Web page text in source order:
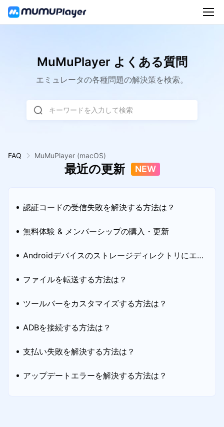
MuMuPlayer よくある質問
エミュレータの各種問題の解決策を検索。
キーワードを入力して検索
FAQ MuMuPlayer (macOS)
最近の更新 NEW
認証コードの受信失敗を解決する方法は？
無料体験 & メンバーシップの購入・更新
Androidデバイスのストレージディレクトリにエラ
ーが発生した場合の対処方法
ファイルを転送する方法は？
ツールバーをカスタマイズする方法は？
ADBを接続する方法は？
支払い失敗を解決する方法は？
アップデートエラーを解決する方法は？